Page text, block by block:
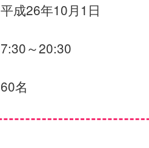
平成26年10月1日
7:30～20:30
60名